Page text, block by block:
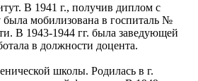
В 1941 г., получив диплом с
была мобилизована в госпиталь №
В 1943-1944 гг. была заведующей
в должности доцента.
школы. Родилась в г.